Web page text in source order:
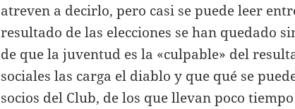
atreven a decirlo, pero casi se puede leer
resultado de las elecciones se han quedado
de que la juventud es la «culpable» del
sociales las carga el diablo y que qué se
socios del Club, de los que llevan poco